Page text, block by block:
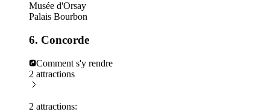
Musée d'Orsay
Palais Bourbon
6. Concorde
Comment s'y rendre
2 attractions
2 attractions: